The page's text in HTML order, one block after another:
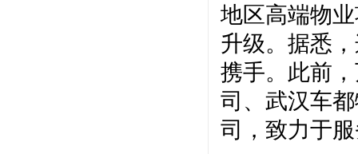
地区高端物
升级。据悉
携手。此前
司、武汉车
司，致力于